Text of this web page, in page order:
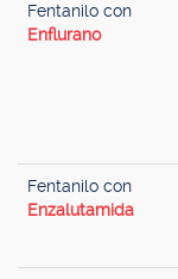
Fentanilo con
Enflurano
Fentanilo con
Enzalutamida